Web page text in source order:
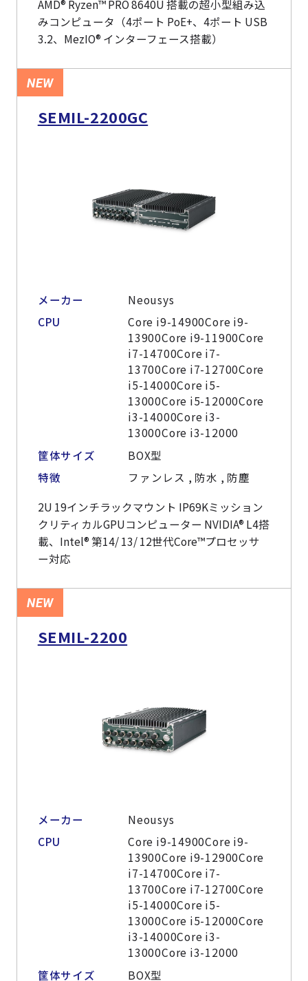
AMD® Ryzen™ PRO 8640U 搭載の超小型組み込
みコンピュータ（4ポート PoE+、4ポート USB
3.2、MezIO® インターフェース搭載）
NEW
SEMIL-2200GC
メーカー
Neousys
CPU
Core i9-14900Core i9-
13900Core i9-11900Core
i7-14700Core i7-
13700Core i7-12700Core
i5-14000Core i5-
13000Core i5-12000Core
i3-14000Core i3-
13000Core i3-12000
筐体サイズ
BOX型
特徴
ファンレス , 防水 , 防塵
2U 19インチラックマウント IP69Kミッション
クリティカルGPUコンピューター NVIDIA® L4搭
載、Intel® 第14/ 13/ 12世代Core™プロセッサ
ー対応
NEW
SEMIL-2200
メーカー
Neousys
CPU
Core i9-14900Core i9-
13900Core i9-12900Core
i7-14700Core i7-
13700Core i7-12700Core
i5-14000Core i5-
13000Core i5-12000Core
i3-14000Core i3-
13000Core i3-12000
筐体サイズ
BOX型